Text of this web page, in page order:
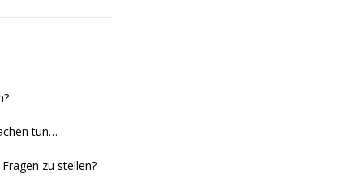
tun…
zu stellen?